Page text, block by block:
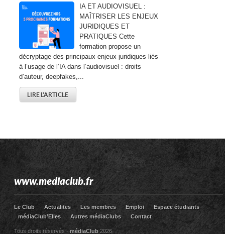
IA ET AUDIOVISUEL :
MAÎTRISER LES ENJEUX
JURIDIQUES ET
PRATIQUES Cette
formation propose un
décryptage des principaux enjeux juridiques liés
à l’usage de l’IA dans l’audiovisuel : droits
d’auteur, deepfakes,...
LIRE L'ARTICLE
www.mediaclub.fr
Le Club Actualites Les membres Emploi
Espace étudiants
médiaClub’Elles
Autres médiaClubs Contact
Tous droits réservés -médiaClub 2026